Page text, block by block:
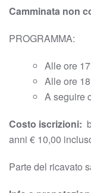
Camminata non
PROGRAMMA:
Alle ore
Alle ore
A seguire
Costo iscrizioni:
anni € 10,00
Parte del ricavato